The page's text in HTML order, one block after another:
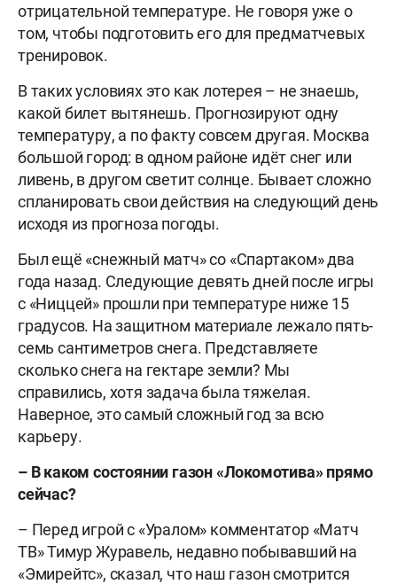
отрицательной температуре. Не говоря уже о
том, чтобы подготовить его для предматчевых
тренировок.
В таких условиях это как лотерея – не знаешь,
какой билет вытянешь. Прогнозируют одну
температуру, а по факту совсем другая. Москва
большой город: в одном районе идёт снег или
ливень, в другом светит солнце. Бывает сложно
спланировать свои действия на следующий день
исходя из прогноза погоды.
Был ещё «снежный матч» со «Спартаком» два
года назад. Следующие девять дней после игры
с «Ниццей» прошли при температуре ниже 15
градусов. На защитном материале лежало пять-
семь сантиметров снега. Представляете
сколько снега на гектаре земли? Мы
справились, хотя задача была тяжелая.
Наверное, это самый сложный год за всю
карьеру.
– В каком состоянии газон «Локомотива» прямо
сейчас?
– Перед игрой с «Уралом» комментатор «Матч
ТВ» Тимур Журавель, недавно побывавший на
«Эмирейтс», сказал, что наш газон смотрится